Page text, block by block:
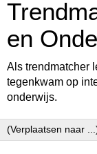
en
Als trendmatcher
tegenkwam op
onderwijs.